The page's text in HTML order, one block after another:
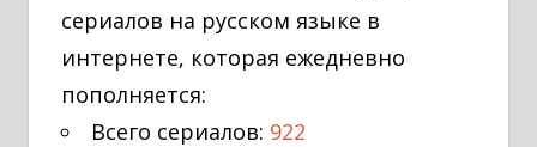
сериалов на русском языке в
интернете, которая ежедневно
пополняется:
Всего сериалов: 922